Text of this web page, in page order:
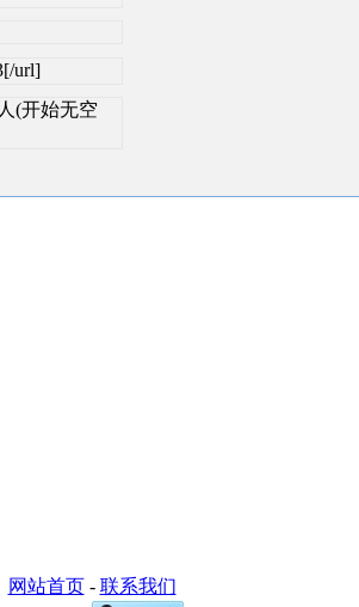
url]
(开始无空
网站首页- 联系我们